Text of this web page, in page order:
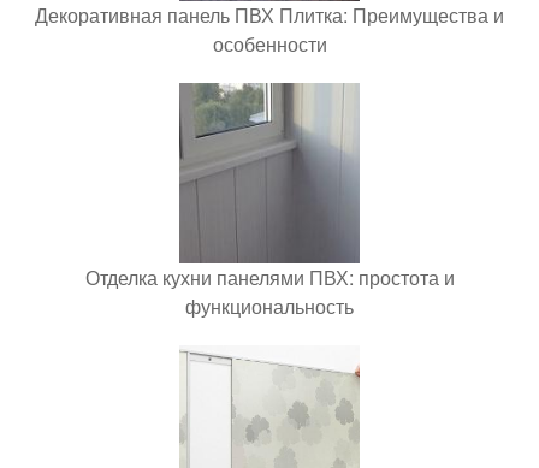
Декоративная панель ПВХ Плитка: Преимущества и
особенности
Отделка кухни панелями ПВХ: простота и
функциональность